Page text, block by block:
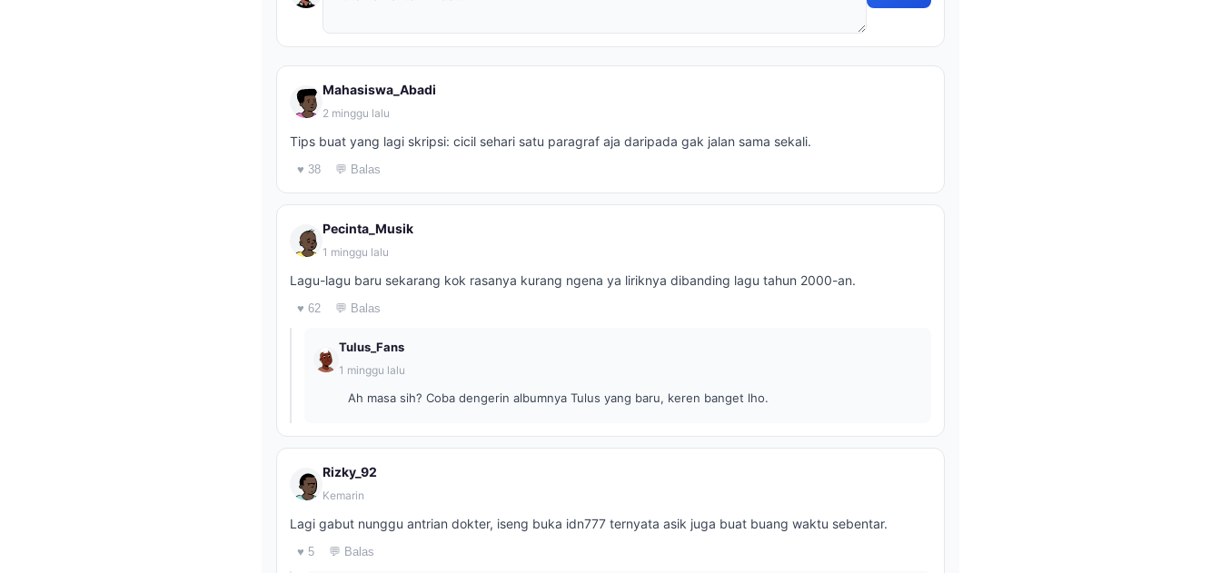
Mahasiswa_Abadi
2 minggu lalu
Tips buat yang lagi skripsi: cicil sehari satu paragraf aja daripada gak jalan sama sekali.
♥ 38 💬 Balas
Pecinta_Musik
1 minggu lalu
Lagu-lagu baru sekarang kok rasanya kurang ngena ya liriknya dibanding lagu tahun 2000-an.
♥ 62 💬 Balas
Tulus_Fans
1 minggu lalu
Ah masa sih? Coba dengerin albumnya Tulus yang baru, keren banget lho.
Rizky_92
Kemarin
Lagi gabut nunggu antrian dokter, iseng buka idn777 ternyata asik juga buat buang waktu sebentar.
♥ 5 💬 Balas